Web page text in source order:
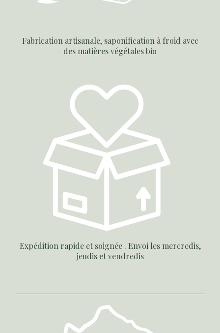
Fabrication artisanale, saponification à froid avec
des matières végétales bio
Expédition rapide et soignée . Envoi les mercredis,
jeudis et vendredis